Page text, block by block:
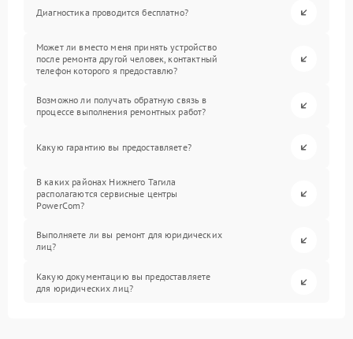
Диагностика проводится бесплатно?
Может ли вместо меня принять устройство
после ремонта другой человек, контактный
телефон которого я предоставлю?
Возможно ли получать обратную связь в
процессе выполнения ремонтных работ?
Какую гарантию вы предоставляете?
В каких районах Нижнего Тагила
располагаются сервисные центры
PowerCom?
Выполняете ли вы ремонт для юридических
лиц?
Какую документацию вы предоставляете
для юридических лиц?